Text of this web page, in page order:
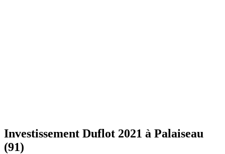
Investissement Duflot 2021 à Palaiseau
(91)